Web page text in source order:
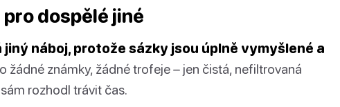
dospělé jiné
jiný náboj, protože sázky jsou úplně vymyšlené a
žádné známky, žádné trofeje – jen čistá, nefiltrovaná
rozhodl trávit čas.